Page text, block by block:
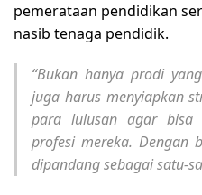
pemerataan pendidikan
nasib tenaga pendidik.
“Bukan hanya prodi
juga harus menyiapkan
para lulusan agar bisa
profesi mereka. Dengan
dipandang sebagai satu-